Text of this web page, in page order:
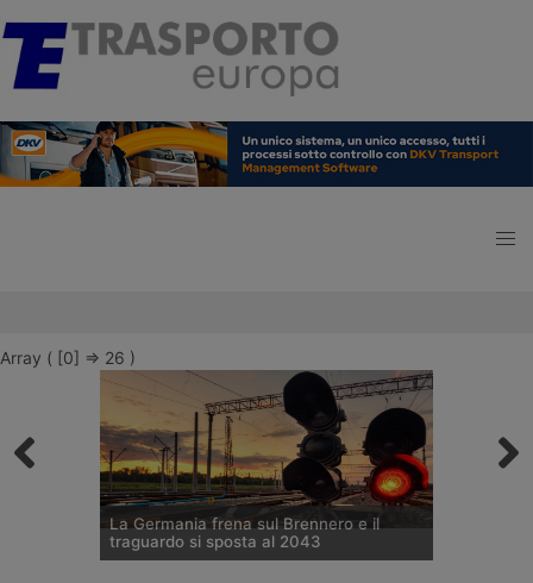
Array ( [0] => 26 )
La Germania frena sul Brennero e il
traguardo si sposta al 2043